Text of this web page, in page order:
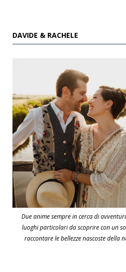
DAVIDE & RACHELE
Due anime sempre in cerca di
luoghi particolari da scoprire con un
raccontare le bellezze nascoste della